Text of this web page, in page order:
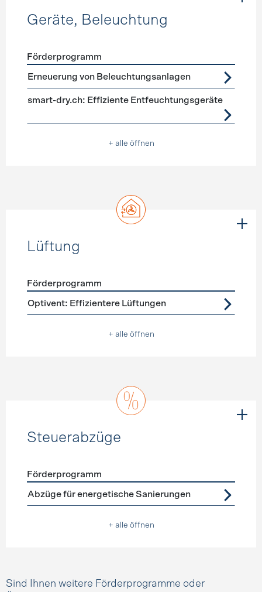
Geräte, Beleuchtung
Förderprogramme Geräte, Beleuchtung
Förderprogramm
Erneuerung von Beleuchtungsanlagen
smart-dry.ch: Effiziente Entfeuchtungsgeräte
+ alle öffnen
Lüftung
Förderprogramme Lüftung
Förderprogramm
Optivent: Effizientere Lüftungen
+ alle öffnen
Steuerabzüge
Förderprogramme Steuerabzüge
Förderprogramm
Abzüge für energetische Sanierungen
+ alle öffnen
Sind Ihnen weitere Förderprogramme oder